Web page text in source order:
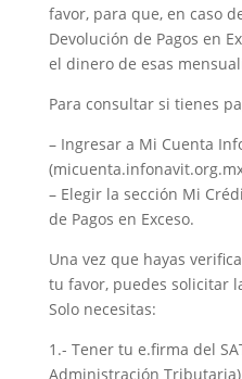
favor, para que, en caso
Devolución de Pagos en
el dinero de esas
Para consultar si tienes
– Ingresar a Mi Cuenta
– Elegir la sección Mi
de Pagos en Exceso.
Una vez que hayas
tu favor, puedes solicitar
Solo necesitas:
1.- Tener tu e.firma del
Administración